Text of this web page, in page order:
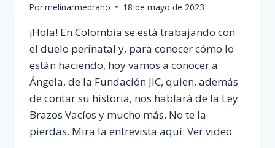
Pormelinarmedrano 18 de mayo de 2023
¡Hola! En Colombia se está trabajando con
el duelo perinatal y, para conocer cómo lo
están haciendo, hoy vamos a conocer a
Ángela, de la Fundación JIC, quien, además
de contar su historia, nos hablará de la Ley
Brazos Vacíos y mucho más. No te la
pierdas. Mira la entrevista aquí: Ver video